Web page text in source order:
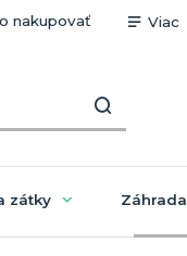
nakupovať Viac
zátky Záhrada